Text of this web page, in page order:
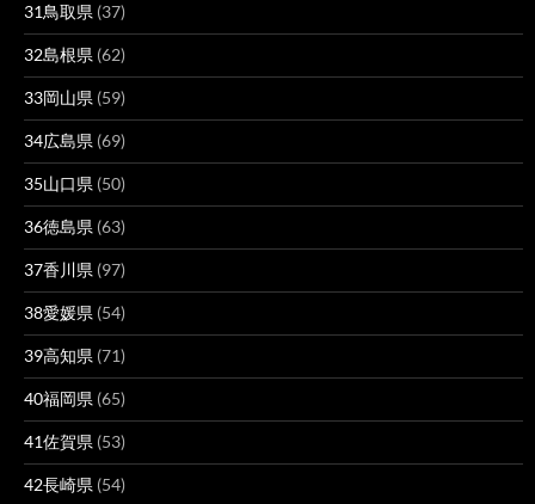
31鳥取県 (37)
32島根県 (62)
33岡山県 (59)
34広島県 (69)
35山口県 (50)
36徳島県 (63)
37香川県 (97)
38愛媛県 (54)
39高知県 (71)
40福岡県 (65)
41佐賀県 (53)
42長崎県 (54)